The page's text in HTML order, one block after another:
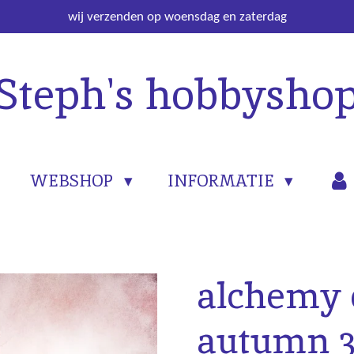
wij verzenden op woensdag en zaterdag
WEBSHOP INFORMATIE
autumn